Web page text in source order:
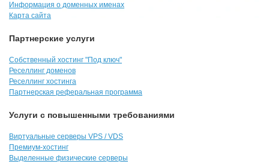
Информация о доменных именах
Карта сайта
Партнерские услуги
Собственный хостинг "Под ключ"
Реселлинг доменов
Реселлинг хостинга
Партнерская реферальная программа
Услуги с повышенными требованиями
Виртуальные серверы VPS / VDS
Премиум-хостинг
Выделенные физические серверы